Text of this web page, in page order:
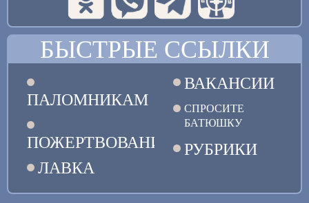
БЫСТРЫЕ ССЫЛКИ
ПАЛОМНИКАМ
ПОЖЕРТВОВАНИЯ
ЛАВКА
ВАКАНСИИ
СПРОСИТЕ
БАТЮШКУ
РУБРИКИ